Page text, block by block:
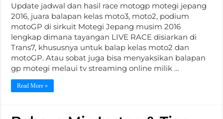
Update jadwal dan hasil race motogp motegi jepang
2016, juara balapan kelas moto3, moto2, podium
motoGP di sirkuit Motegi Jepang musim 2016
lengkap dimana tayangan LIVE RACE disiarkan di
Trans7, khususnya untuk balap kelas moto2 dan
motoGP. Atau sobat juga bisa menyaksikan balapan
gp motegi melaui tv streaming online milik …
Read More »